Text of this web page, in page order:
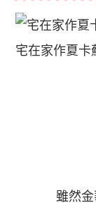
宅在家作夏卡
雖然